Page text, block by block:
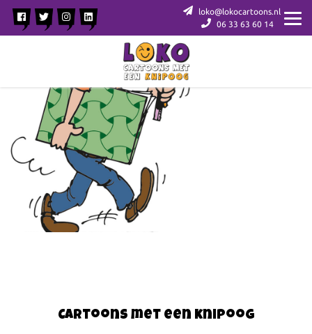
loko@lokocartoons.nl
06 33 63 60 14
Cartoons met een knipoog